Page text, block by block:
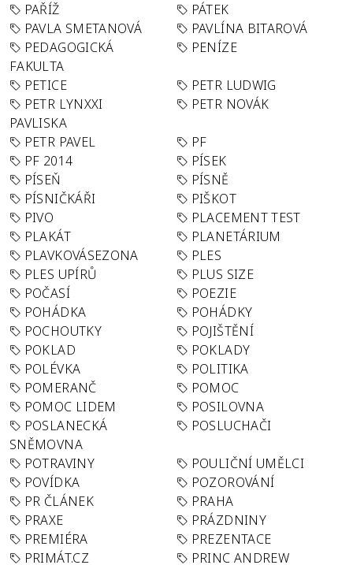
PAŘÍŽ
PÁTEK
PAVLA SMETANOVÁ
PAVLÍNA BITAROVÁ
PEDAGOGICKÁ
FAKULTA
PENÍZE
PETICE
PETR LUDWIG
PETR LYNXXI
PAVLISKA
PETR NOVÁK
PETR PAVEL
PF
PF 2014
PÍSEK
PÍSEŇ
PÍSNĚ
PÍSNIČKÁŘI
PIŠKOT
PIVO
PLACEMENT TEST
PLAKÁT
PLANETÁRIUM
PLAVKOVÁSEZONA
PLES
PLES UPÍRŮ
PLUS SIZE
POČASÍ
POEZIE
POHÁDKA
POHÁDKY
POCHOUTKY
POJIŠTĚNÍ
POKLAD
POKLADY
POLÉVKA
POLITIKA
POMERANČ
POMOC
POMOC LIDEM
POSILOVNA
POSLANECKÁ
SNĚMOVNA
POSLUCHAČI
POTRAVINY
POULIČNÍ UMĚLCI
POVÍDKA
POZOROVÁNÍ
PR ČLÁNEK
PRAHA
PRAXE
PRÁZDNINY
PREMIÉRA
PREZENTACE
PRIMÁT.CZ
PRINC ANDREW